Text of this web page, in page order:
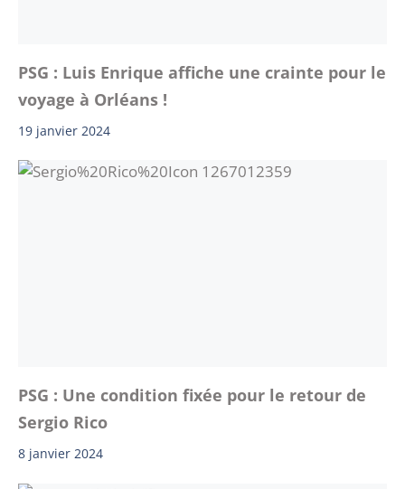
PSG : Luis Enrique affiche une crainte pour le
voyage à Orléans !
19 janvier 2024
PSG : Une condition fixée pour le retour de
Sergio Rico
8 janvier 2024